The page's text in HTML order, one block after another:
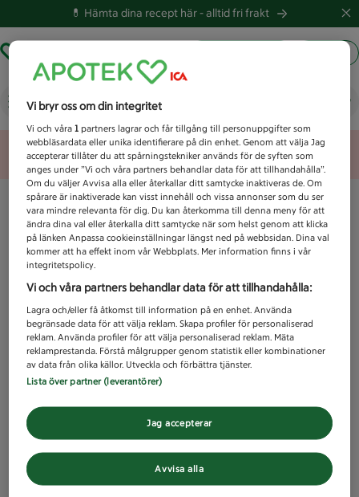
💊 Hämta dina recept här -alltid fri frakt
Vad letar du efter idag?
Unknown error
Vi bryr oss om din integritet
Vi och våra1 partners lagrar och får tillgång till personuppgifter som
webbläsardata eller unika identifierare på din enhet. Genom att välja Jag
accepterar tillåter du att spårningstekniker används för de syften som
anges under ”Vi och våra partners behandlar data för att tillhandahålla”.
Om du väljer Avvisa alla eller återkallar ditt samtycke inaktiveras de. Om
spårare är inaktiverade kan visst innehåll och vissa annonser som du ser
vara mindre relevanta för dig. Du kan återkomma till denna meny för att
ändra dina val eller återkalla ditt samtycke när som helst genom att klicka
på länken Anpassa cookieinställningar längst ned på webbsidan. Dina val
kommer att ha effekt inom vår Webbplats. Mer information finns i vår
integritetspolicy.
Vi och våra partners behandlar data för att tillhandahålla:
Lagra och/eller få åtkomst till information på en enhet. Använda
begränsade data för att välja reklam. Skapa profiler för personaliserad
reklam. Använda profiler för att välja personaliserad reklam. Mäta
reklamprestanda. Förstå målgrupper genom statistik eller kombinationer
av data från olika källor. Utveckla och förbättra tjänster.
Lista över partner (leverantörer)
Avvisa alla
Jag accepterar